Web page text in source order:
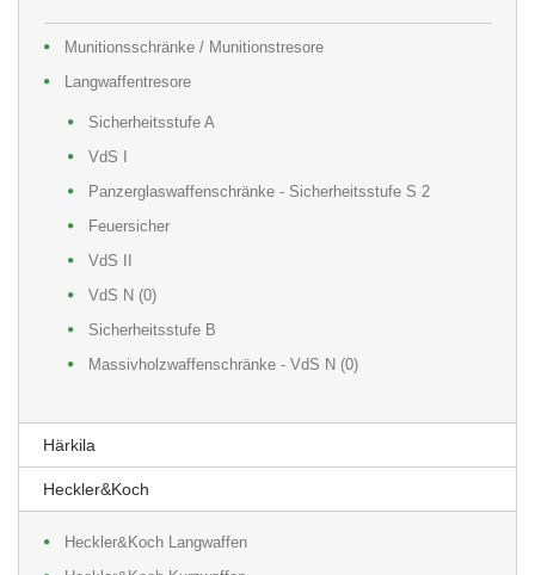
Munitionsschränke / Munitionstresore
Langwaffentresore
Sicherheitsstufe A
VdS I
Panzerglaswaffenschränke - Sicherheitsstufe S 2
Feuersicher
VdS II
VdS N (0)
Sicherheitsstufe B
Massivholzwaffenschränke - VdS N (0)
Härkila
Heckler&Koch
Heckler&Koch Langwaffen